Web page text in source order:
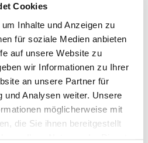
Cookies
Inhalte und Anzeigen zu
für soziale Medien anbieten
auf unsere Website zu
wir Informationen zu Ihrer
an unsere Partner für
und Analysen weiter. Unsere
möglicherweise mit
die Sie ihnen bereitgestellt
dabei?
Juni findet in diesem Jahr
statt. Auch wir sind mit
in Deutschland wieder
werden – für mehr
und für mehr